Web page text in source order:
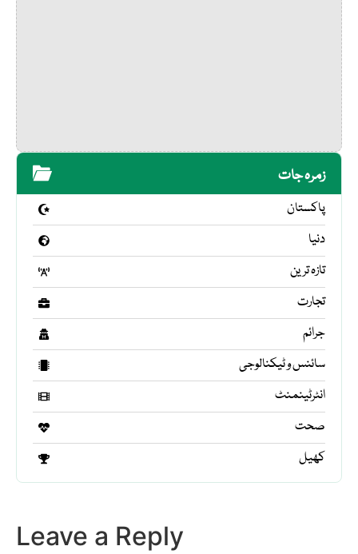
زمرہ جات
پاکستان
دنیا
تازہ ترین
تجارت
جرائم
سائنس و ٹیکنالوجی
انٹرٹینمنٹ
صحت
کھیل
Leave a Reply